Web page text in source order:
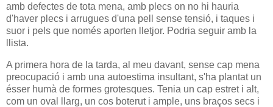
amb defectes de tota mena, amb plecs on no hi hauria
d'haver plecs i arrugues d'una pell sense tensió, i taques i
suor i pels que només aporten lletjor. Podria seguir amb la
llista.
A primera hora de la tarda, al meu davant, sense cap mena
preocupació i amb una autoestima insultant, s'ha plantat un
ésser humà de formes grotesques. Tenia un cap estret i alt,
com un oval llarg, un cos boterut i ample, uns braços secs i